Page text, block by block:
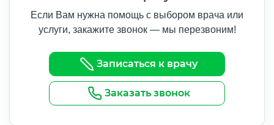
Если Вам нужна помощь с выбором врача или
услуги, закажите звонок — мы перезвоним!
Записаться к врачу
Заказать звонок